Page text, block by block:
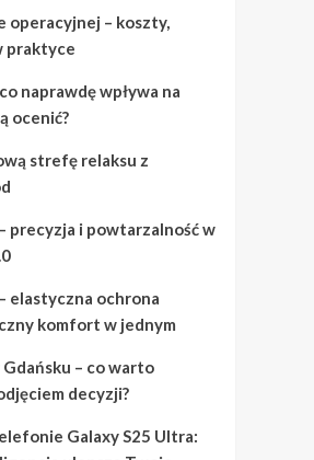
operacyjnej – koszty,
praktyce
naprawdę wpływa na
ocenić?
strefę relaksu z
precyzja i powtarzalność w
elastyczna ochrona
komfort w jednym
– co warto
decyzji?
Galaxy S25 Ultra: